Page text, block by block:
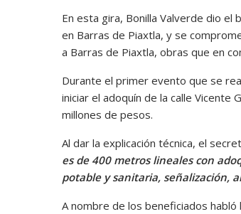
En esta gira, Bonilla Valverde dio el
en Barras de Piaxtla, y se
a Barras de Piaxtla, obras que en
Durante el primer evento que se
iniciar el adoquín de la calle
millones de pesos.
Al dar la explicación técnica, el
es de 400 metros lineales con
potable y sanitaria, señalización,
A nombre de los beneficiados